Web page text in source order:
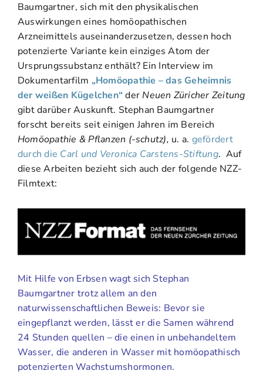
Baumgartner, sich mit den physikalischen
Auswirkungen eines homöopathischen
Arzneimittels auseinanderzusetzen, dessen hoch
potenzierte Variante kein einziges Atom der
Ursprungssubstanz enthält? Ein Interview im
Dokumentarfilm „Homöopathie – das Geheimnis
der weißen Kügelchen“derNeuen Züricher Zeitung
gibt darüber Auskunft. Stephan Baumgartner
forscht bereits seit einigen Jahren im Bereich
Homöopathie & Pflanzen (-schutz), u. a. gefördert
durch die Carl und Veronica Carstens-Stiftung. Auf
diese Arbeiten bezieht sich auch der folgende NZZ-
Filmtext:
Mit Hilfe von Erbsen wagt sich Stephan
Baumgartner trotz allem an den
naturwissenschaftlichen Beweis: Bevor sie
eingepflanzt werden, lässt er die Samen während
24 Stunden quellen – die einen in unbehandeltem
Wasser, die anderen in Wasser mit homöopathisch
potenzierten Wachstumshormonen.